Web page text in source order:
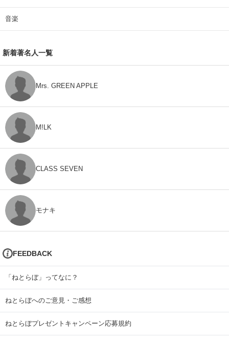
音楽
新着著名人一覧
Mrs. GREEN APPLE
M!LK
CLASS SEVEN
モナキ
FEEDBACK
「ねとらぼ」ってなに？
ねとらぼへのご意見・ご感想
ねとらぼプレゼントキャンペーン応募規約